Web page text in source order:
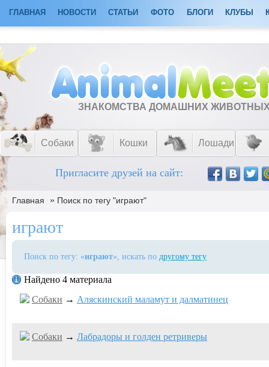
ГЛАВНАЯ НОВОСТИ СТАТЬИ ФОТО БЛОГИ КЛУБЫ
ЗНАКОМСТВА ДОМАШНИХ
Собаки Кошки Лошади
Пригласите друзей на сайт:
Главная » Поиск по тегу "играют"
играют
Поиск по тегу: «играют», искать по другому тегу
Найдено 4 материала
Собаки → Аляскинский маламут и далматинец
Собаки → Лабрадоры и голден ретриверы